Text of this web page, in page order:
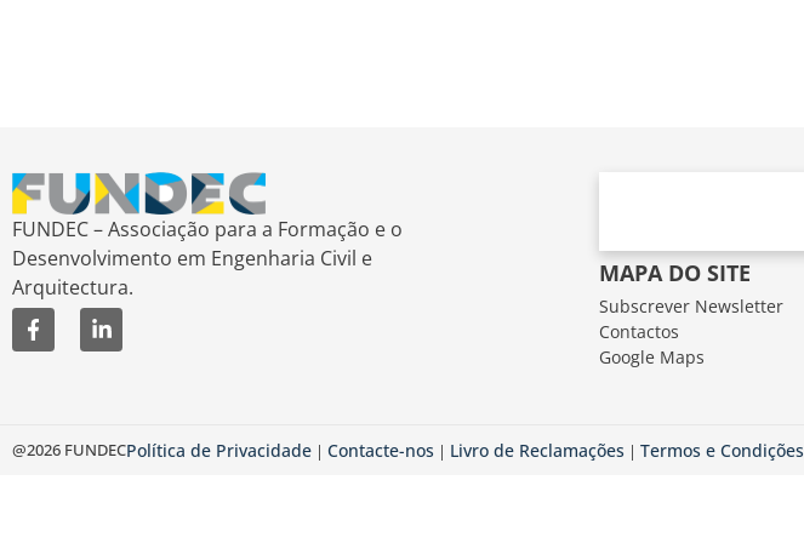
FUNDEC – Associação para a Formação e o
Desenvolvimento em Engenharia Civil e
Arquitectura.
MAPA DO SITE
Subscrever Newsletter
Contactos
Google Maps
@2026 FUNDECPolítica de Privacidade | Contacte-nos | Livro de Reclamações | Termos e Condições